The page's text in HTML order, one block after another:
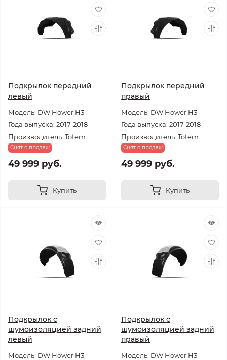
Подкрылок передний
левый
Модель: DW Hower H3
Года выпуска: 2017-2018
Производитель: Totem
Снят с продаж
49 999 руб.
Купить
Подкрылок передний
правый
Модель: DW Hower H3
Года выпуска: 2017-2018
Производитель: Totem
Снят с продаж
49 999 руб.
Купить
Подкрылок с
шумоизоляцией задний
левый
Модель: DW Hower H3
Подкрылок с
шумоизоляцией задний
правый
Модель: DW Hower H3